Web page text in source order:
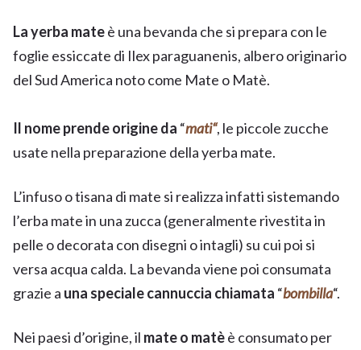
La yerba mateè una bevanda che si prepara con le
foglie essiccate di Ilex paraguanenis, albero originario
del Sud America noto come Mate o Matè.
Il nome prende origine da “mati“, le piccole zucche
usate nella preparazione della yerba mate.
L’infuso o tisana di mate si realizza infatti sistemando
l’erba mate in una zucca (generalmente rivestita in
pelle o decorata con disegni o intagli) su cui poi si
versa acqua calda. La bevanda viene poi consumata
grazie a una speciale cannuccia chiamata “bombilla“.
Nei paesi d’origine, il mate o matèè consumato per